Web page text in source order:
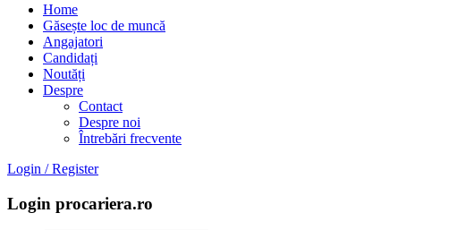
Home
Găsește loc de muncă
Angajatori
Candidați
Noutăți
Despre
Contact
Despre noi
Întrebări frecvente
Login / Register
Login procariera.ro